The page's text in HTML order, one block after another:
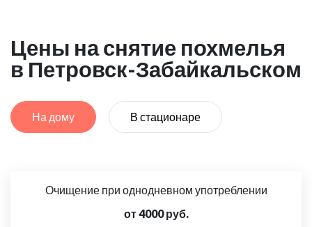
Цены на снятие похмелья
в Петровск-Забайкальском
На дому В стационаре
Очищение при однодневном употреблении
от 4000 руб.